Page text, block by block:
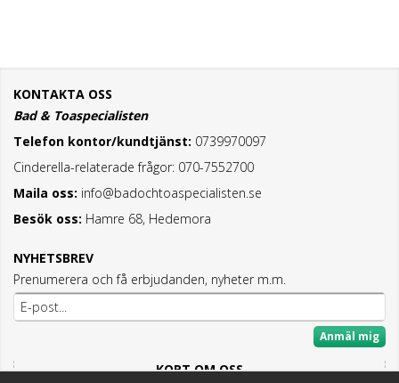
KONTAKTA OSS
Bad & Toaspecialisten
Telefon kontor/kundtjänst: 0739970097
Cinderella-relaterade frågor: 070-7552700
Maila oss: info@badochtoaspecialisten.se
Besök oss: Hamre 68, Hedemora
NYHETSBREV
Prenumerera och få erbjudanden, nyheter m.m.
Anmäl mig
KORT OM OSS